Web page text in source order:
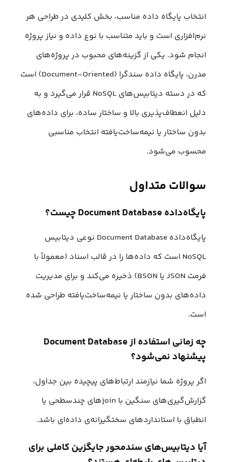
انتخاب پایگاه داده مناسب، بخش کلیدی در طراحی هر
نرم‌افزاری است و باید متناسب با نوع داده و نیاز پروژه
انجام شود. یکی از گزینه‌های محبوب در پروژه‌های
مدرن، پایگاه داده سندگرا (Document-Oriented) است
که در دسته دیتابیس‌های NoSQL قرار می‌گیرد و به
دلیل انعطاف‌پذیری بالا و ساختار ساده‌، برای داده‌های
بدون ساختار یا نیمه‌ساخت‌یافته انتخاب مناسبی
محسوب می‌شود.
سوالات متداول
پایگاه‌داده Document Database چیست؟
پایگاه‌داده Document Database نوعی دیتابیس
NoSQL است که داده‌ها را در قالب اسناد (معمولاً با
فرمت JSON یا BSON) ذخیره می‌کند و برای مدیریت
داده‌های بدون ساختار یا نیمه‌ساخت‌یافته طراحی شده
است.
چه زمانی استفاده از Document Database
پیشنهاد نمی‌شود؟
اگر پروژه شما نیازمند ارتباط‌های پیچیده بین جداول،
گزارش‌گیری‌های سنگین با joinهای چندسطحی یا
انطباق با استانداردهای سختگیرانه‌ی داده‌ای باشد.
آیا دیتابیس‌های سندمحور جایگزین کاملی برای